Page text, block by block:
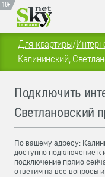
18+
Для квартиры/
Калининский,
Подключить
Светлановский
По вашему адресу:
доступно подключение к
подключение прямо
ответим на все вопросы